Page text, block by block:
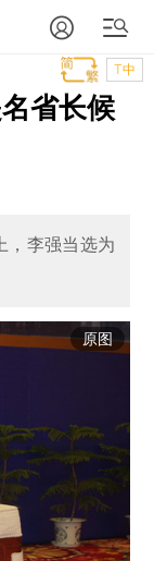
T中
省长候
，李强当选为
原图